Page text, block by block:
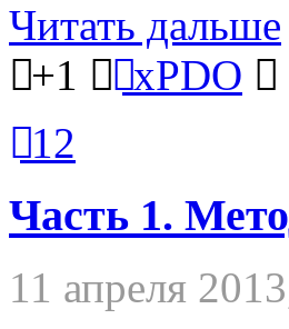
Читать дальше
+1
xPDO
12
Часть 1.
11 апреля